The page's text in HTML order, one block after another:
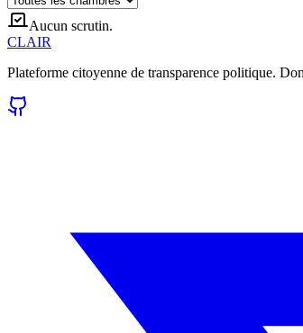
Aucun scrutin.
CLAIR
Plateforme citoyenne de transparence politique.